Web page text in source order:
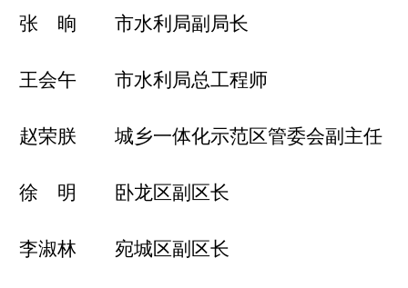
张 晌 市水利局副局长
王会午 市水利局总工程师
赵荣朕 城乡一体化示范区管委会副主任
徐 明 卧龙区副区长
李淑林 宛城区副区长